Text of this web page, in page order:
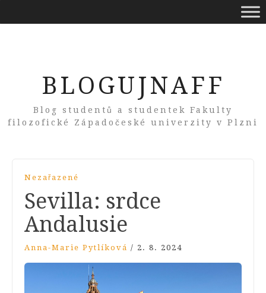
BLOGUJNAFF
Blog studentů a studentek Fakulty
filozofické Západočeské univerzity v Plzni
Nezařazené
Sevilla: srdce
Andalusie
Anna-Marie Pytlíková / 2. 8. 2024